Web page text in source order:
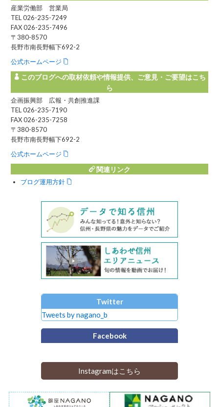
産業労働部 営業局
TEL 026-235-7249
FAX 026-235-7496
〒380-8570
長野市南長野幅下692-2
公式ホームページ
このブログへの取材依頼や情報提供、ご意見・ご要望はこち
ら
企画振興部 広報・共創推進課
TEL 026-235-7190
FAX 026-235-7258
〒380-8570
長野市南長野幅下692-2
公式ホームページ
関連リンク
ブログ運用方針
Twitter
Tweets by nagano_b
Facebook
Instagramはこちら